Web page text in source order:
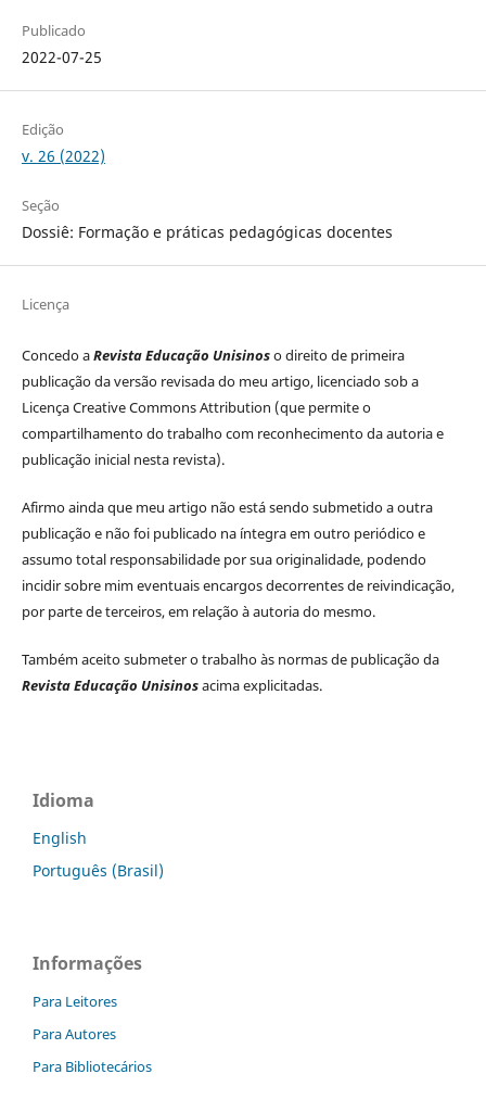
Publicado
2022-07-25
Edição
v. 26 (2022)
Seção
Dossiê: Formação e práticas pedagógicas docentes
Licença
Concedo aRevista Educação Unisinoso direito de primeira
publicação da versão revisada do meu artigo, licenciado sob a
Licença Creative Commons Attribution (que permite o
compartilhamento do trabalho com reconhecimento da autoria e
publicação inicial nesta revista).
Afirmo ainda que meu artigo não está sendo submetido a outra
publicação e não foi publicado na íntegra em outro periódico e
assumo total responsabilidade por sua originalidade, podendo
incidir sobre mim eventuais encargos decorrentes de reivindicação,
por parte de terceiros, em relação à autoria do mesmo.
Também aceito submeter o trabalho às normas de publicação da
Revista Educação Unisinosacima explicitadas.
Idioma
English
Português (Brasil)
Informações
Para Leitores
Para Autores
Para Bibliotecários